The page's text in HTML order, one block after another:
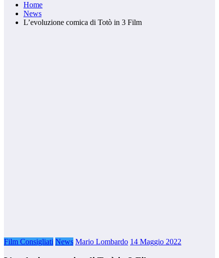
Home
News
L’evoluzione comica di Totò in 3 Film
Film Consigliati News Mario Lombardo 14 Maggio 2022